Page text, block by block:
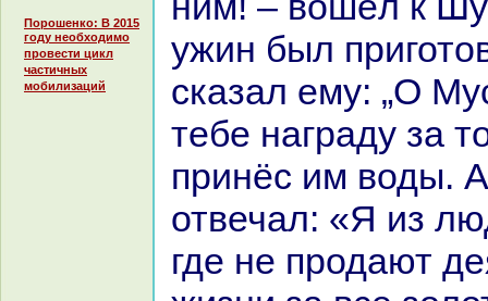
Порошенко: В 2015
году необходимо
провести цикл
частичных
мобилизаций
ужин был
сказал ему: „О
тебе нaгpaду за
принёс им воды.
отвечал: «Я из
где не продают